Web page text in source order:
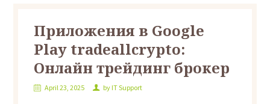
Приложения в Google
Play tradeallcrypto:
Онлайн трейдинг брокер
April 23, 2025 by IT Support